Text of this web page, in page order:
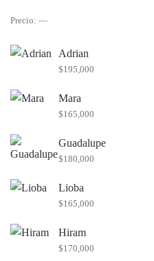
mínimo
máximo
Precio: —
Adrian
$195,000
Mara
$165,000
Guadalupe
$180,000
Lioba
$165,000
Hiram
$170,000